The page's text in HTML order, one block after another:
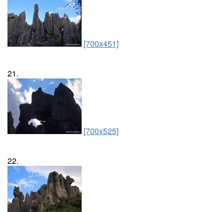
[700x451]
21.
[700x525]
22.